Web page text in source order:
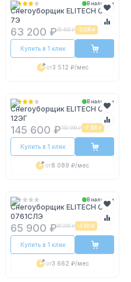
В наличии
Снегоуборщик ELITECH СМ
7Э
63 200 ₽66 400 ₽ -3 200 ₽
Купить в 1 клик
от3 512 ₽/мес
В наличии
Снегоуборщик ELITECH СМ
12ЭГ
145 600 ₽152 900 ₽ -7 300 ₽
Купить в 1 клик
от8 089 ₽/мес
В наличии
Снегоуборщик ELITECH СМ
0761СЛЭ
65 900 ₽69 200 ₽ -3 300 ₽
Купить в 1 клик
от3 662 ₽/мес